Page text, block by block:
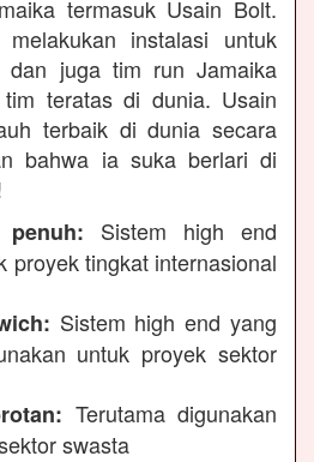
termasuk Usain Bolt.
instalasi untuk
dan juga tim run Jamaika
teratas di dunia. Usain
terbaik di dunia secara
bahwa ia suka berlari di
Sistem high end
proyek tingkat internasional
Sistem high end yang
untuk proyek sektor
Terutama digunakan
swasta